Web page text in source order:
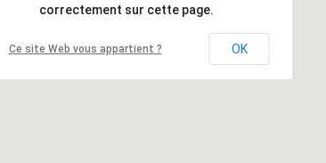
correctement sur cette page.
Ce site Web vous appartient ? OK
correctement sur cette page.
Ce site Web vous appartient ? OK